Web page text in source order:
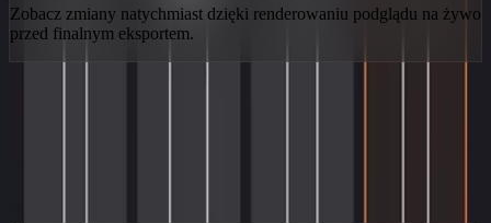
Zobacz zmiany natychmiast dzięki renderowaniu podglądu na żywo
przed finalnym eksportem.